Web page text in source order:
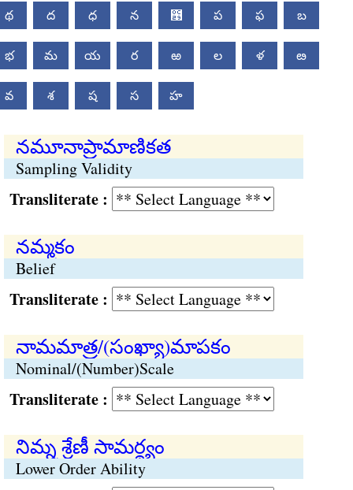
థ ద ధ న ఩ ప ఫ బ
భ మ య ర ఱ ల ళ ఴ
వ శ ష స హ
నమూనాప్రామాణికత
Sampling Validity
:
నమ్మకం
Belief
:
నామమాత్ర/(సంఖ్యా)మాపకం
Nominal/(Number)Scale
:
నిమ్న శ్రేణీ సామర్థ్యం
Lower Order Ability